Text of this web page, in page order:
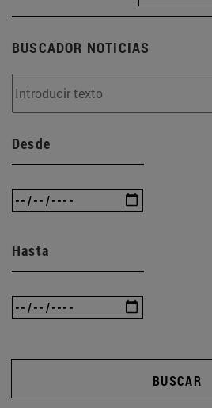
BUSCADOR NOTICIAS
Desde
Hasta
BUSCAR